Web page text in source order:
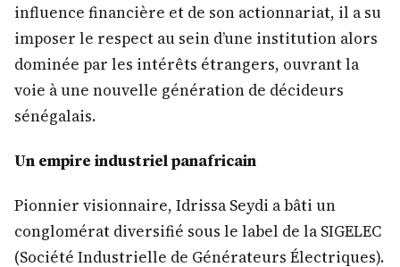
influence financière et de son actionnariat, il a su
imposer le respect au sein d’une institution alors
dominée par les intérêts étrangers, ouvrant la
voie à une nouvelle génération de décideurs
sénégalais.
Un empire industriel panafricain
Pionnier visionnaire, Idrissa Seydi a bâti un
conglomérat diversifié sous le label de la SIGELEC
(Société Industrielle de Générateurs Électriques).